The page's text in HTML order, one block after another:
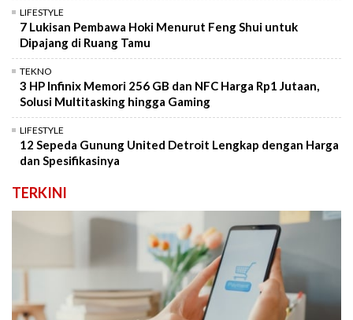
LIFESTYLE
7 Lukisan Pembawa Hoki Menurut Feng Shui untuk
Dipajang di Ruang Tamu
TEKNO
3 HP Infinix Memori 256 GB dan NFC Harga Rp1 Jutaan,
Solusi Multitasking hingga Gaming
LIFESTYLE
12 Sepeda Gunung United Detroit Lengkap dengan Harga
dan Spesifikasinya
TERKINI